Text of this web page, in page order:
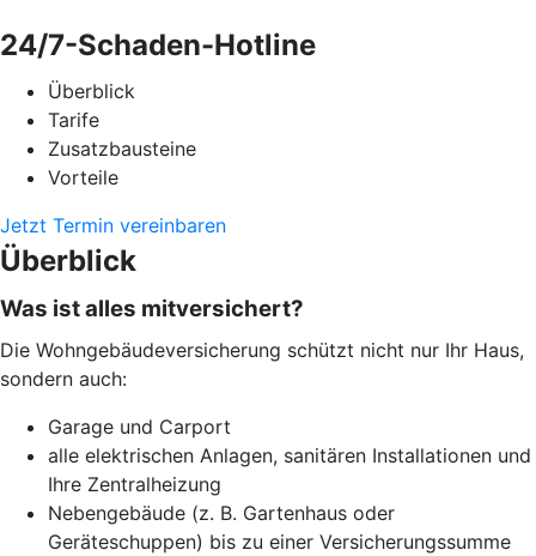
24/7-Schaden-Hotline
Überblick
Tarife
Zusatzbausteine
Vorteile
Jetzt Termin vereinbaren
Überblick
Was ist alles mitversichert?
Die Wohngebäudeversicherung schützt nicht nur Ihr Haus,
sondern auch:
Garage und Carport
alle elektrischen Anlagen, sanitären Installationen und
Ihre Zentralheizung
Nebengebäude (z. B. Gartenhaus oder
Geräteschuppen) bis zu einer Versicherungssumme